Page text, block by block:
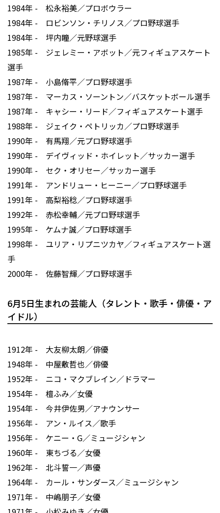
1984年 - 松永裕美／プロボウラー
1984年 - ロビンソン・チリノス／プロ野球選手
1984年 - 坪内瞳／元野球選手
1985年 - ジェレミー・アボット／元フィギュアスケート
選手
1987年 - 小島脩平／プロ野球選手
1987年 - マーカス・ソーントン／バスケットボール選手
1987年 - キャシー・リード／フィギュアスケート選手
1988年 - ジェイク・ペトリッカ／プロ野球選手
1990年 - 有馬翔／元プロ野球選手
1990年 - デイヴィッド・ホイレット／サッカー選手
1990年 - セク・オリセー／サッカー選手
1991年 - アンドリュー・ヒーニー／プロ野球選手
1991年 - 高梨裕稔／プロ野球選手
1992年 - 赤松幸輔／元プロ野球選手
1995年 - ケムナ誠／プロ野球選手
1998年 - ユリア・リプニツカヤ／フィギュアスケート選
手
2000年 - 佐藤智輝／プロ野球選手
6月5日生まれの芸能人（タレント・歌手・俳優・ア
イドル）
1912年 - 大友柳太朗／俳優
1948年 - 中屋敷哲也／俳優
1952年 - ニコ・マクブレイン／ドラマー
1954年 - 檀ふみ／女優
1954年 - 今井伊佐男／アナウンサー
1956年 - アン・ルイス／歌手
1956年 - ケニー・G／ミュージシャン
1960年 - 東ちづる／女優
1962年 - 北斗誓一／声優
1964年 - カール・サンダース／ミュージシャン
1971年 - 中嶋朋子／女優